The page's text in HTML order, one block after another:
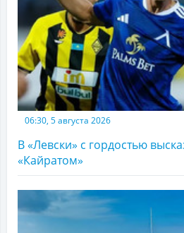
06:30, 5 августа 2026
В «Левски» с гордостью
«Кайратом»